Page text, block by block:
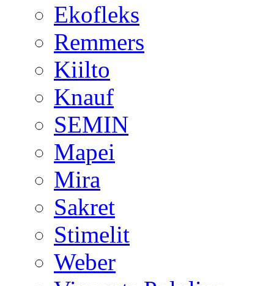
Ekofleks
Remmers
Kiilto
Knauf
SEMIN
Mapei
Mira
Sakret
Stimelit
Weber